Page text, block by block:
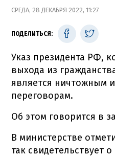
СРЕДА, 28 ДЕКАБРЯ 2022, 11:27
ПОДЕЛИТЬСЯ:
Указ президента РФ,
выхода из
является ничтожным
переговорам.
Об этом говорится в
В министерстве
так свидетельствует